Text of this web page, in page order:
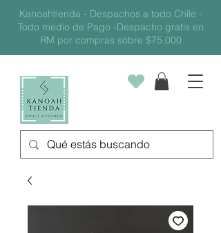
Kanoahtienda - Despachos a todo Chile -
Todo medio de Pago -Despacho gratis en
RM por compras sobre $75.000